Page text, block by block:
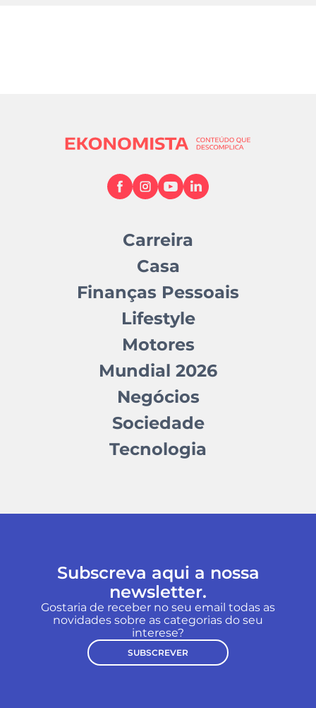
Carreira
Casa
Finanças Pessoais
Lifestyle
Motores
Mundial 2026
Negócios
Sociedade
Tecnologia
Subscreva aqui a nossa
newsletter.
Gostaria de receber no seu email todas as
novidades sobre as categorias do seu
interese?
SUBSCREVER